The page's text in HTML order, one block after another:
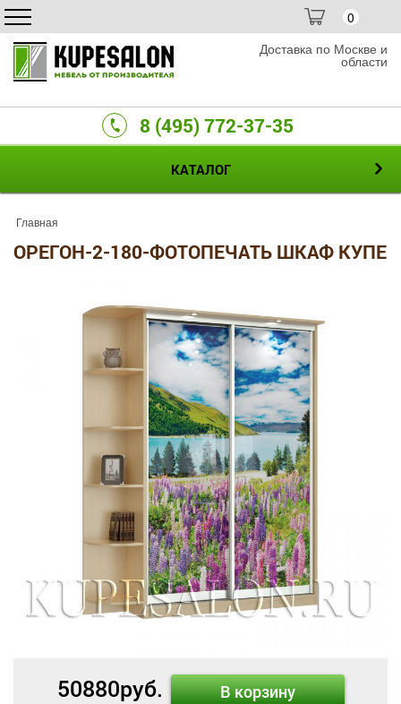
0
Доставка по Москве и
области
8 (495) 772-37-35
КАТАЛОГ
Главная
ОРЕГОН-2-180-ФОТОПЕЧАТЬ ШКАФ КУПЕ
50880руб. В корзину